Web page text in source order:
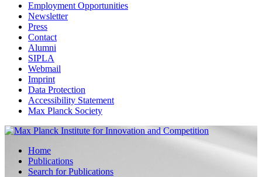
Employment Opportunities
Newsletter
Press
Contact
Alumni
SIPLA
Webmail
Imprint
Data Protection
Accessibility Statement
Max Planck Society
Home
Publications
Search for Publications